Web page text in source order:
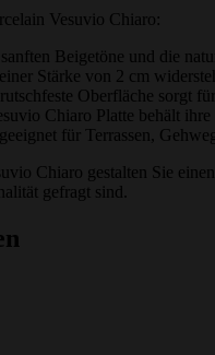
Vesuvio Chiaro:
Beigetöne und die
Stärke von 2 cm
Oberfläche sorgt
Chiaro Platte behält
für Terrassen,
Chiaro gestalten Sie
gefragt sind.